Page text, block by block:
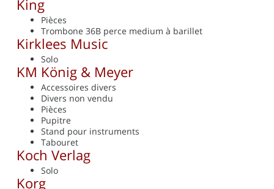
King
Pièces
Trombone 36B perce medium à barillet
Kirklees Music
Solo
KM König & Meyer
Accessoires divers
Divers non vendu
Pièces
Pupitre
Stand pour instruments
Tabouret
Koch Verlag
Solo
Korg